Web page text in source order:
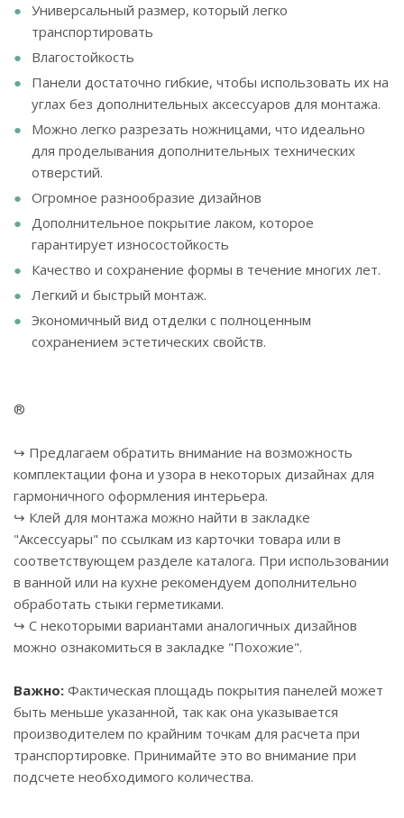
Универсальный размер, который легко
транспортировать
Влагостойкость
Панели достаточно гибкие, чтобы использовать их на
углах без дополнительных аксессуаров для монтажа.
Можно легко разрезать ножницами, что идеально
для проделывания дополнительных технических
отверстий.
Огромное разнообразие дизайнов
Дополнительное покрытие лаком, которое
гарантирует износостойкость
Качество и сохранение формы в течение многих лет.
Легкий и быстрый монтаж.
Экономичный вид отделки с полноценным
сохранением эстетических свойств.
®
↪ Предлагаем обратить внимание на возможность
комплектации фона и узора в некоторых дизайнах для
гармоничного оформления интерьера.
↪ Клей для монтажа можно найти в закладке
"Аксессуары" по ссылкам из карточки товара или в
соответствующем разделе каталога. При использовании
в ванной или на кухне рекомендуем дополнительно
обработать стыки герметиками.
↪ С некоторыми вариантами аналогичных дизайнов
можно ознакомиться в закладке "Похожие".
Важно: Фактическая площадь покрытия панелей может
быть меньше указанной, так как она указывается
производителем по крайним точкам для расчета при
транспортировке. Принимайте это во внимание при
подсчете необходимого количества.